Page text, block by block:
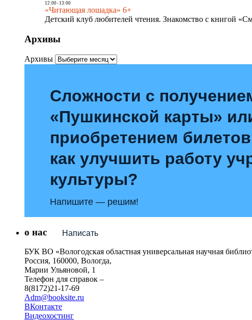
12:00- 13:00
«Читающая лошадка» 6+
Детский клуб любителей чтения. Знакомство с книгой
Архивы
Архивы
Сложности с
«Пушкинской карты»
приобретением
как улучшить работу
культуры?
Напишите — решим!
Написать
о нас
БУК ВО «Вологодская областная универсальная научная
Россия, 160000, Вологда,
Марии Ульяновой, 1
Телефон для справок –
8(8172)21-17-69
Adm@booksite.ru
ВКонтакте
Видеохостинг